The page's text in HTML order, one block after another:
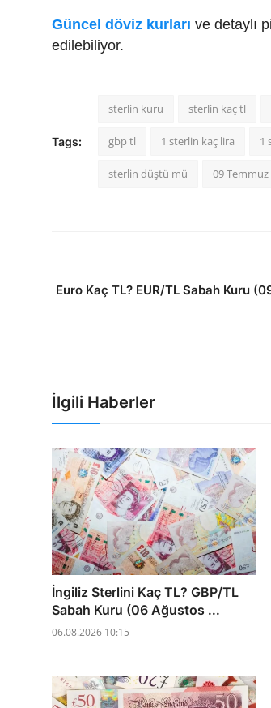
Güncel döviz kurları ve detaylı
edilebiliyor.
Tags:
sterlin kuru sterlin kaç tl
gbp tl 1 sterlin kaç lira 1
sterlin düştü mü 09 Temmuz
Euro Kaç TL? EUR/TL Sabah Kuru
İlgili Haberler
İngiliz Sterlini Kaç TL? GBP/TL
Sabah Kuru (06 Ağustos ...
06.08.2026 10:15